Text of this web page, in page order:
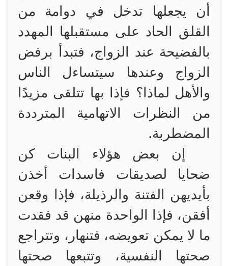
أن يجعلها تدخل في دوامة من
القلق الحاد على مستقبلها المهدد
بالفضيحة عند الزواج، فتبدأ برفض
الزواج وعندها سيتساءل الناس
والأهل لماذا؟ فإذا بها تتلقى مزيدًا
من النظرات الاتهامية المترددة
المضطربة.
إن بعض هؤلاء البنات كن
ضحايا لصديقات فاسدات أخذن
بأيديهن الفتنة والرذيلة، فإذا وقعن
أفقن، فإذا الواحدة منهن قد فقدت
ما لا يمكن تعويضه، فتنهار، وتتراجع
صحتها النفسية، وتتبعها صحتها